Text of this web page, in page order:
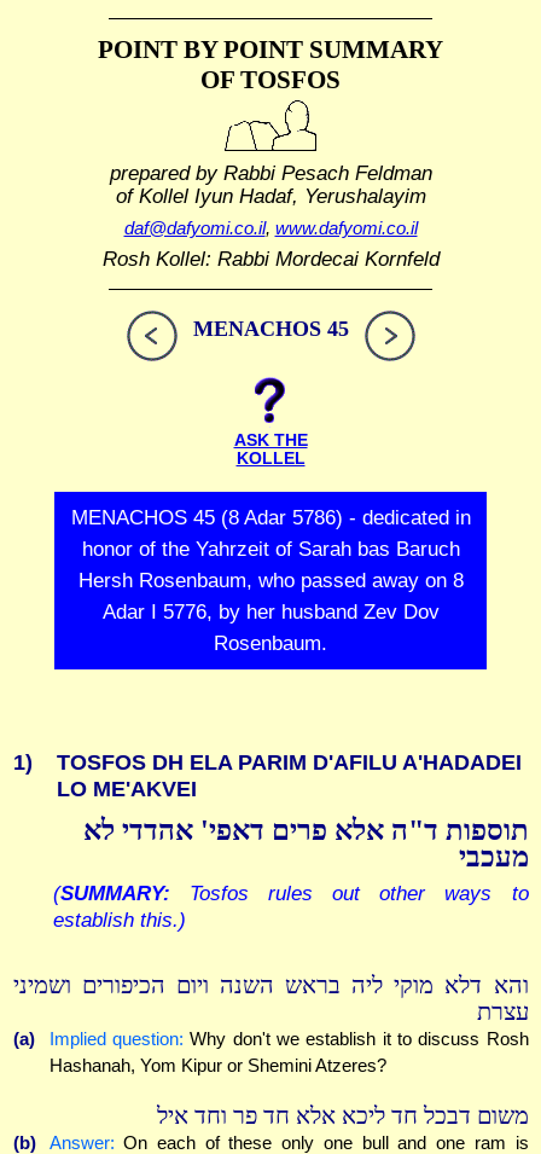
POINT BY POINT SUMMARY
OF TOSFOS
prepared by Rabbi Pesach Feldman
of Kollel Iyun Hadaf, Yerushalayim
daf@dafyomi.co.il, www.dafyomi.co.il
Rosh Kollel: Rabbi Mordecai Kornfeld
MENACHOS 45
ASK THE
KOLLEL
MENACHOS 45 (8 Adar 5786) - dedicated in
honor of the Yahrzeit of Sarah bas Baruch
Hersh Rosenbaum, who passed away on 8
Adar I 5776, by her husband Zev Dov
Rosenbaum.
1)
TOSFOS DH ELA PARIM D'AFILU A'HADADEI
LO ME'AKVEI
תוספות ד"ה אלא פרים דאפי' אהדדי לא
מעכבי
(SUMMARY: Tosfos rules out other ways to
establish this.)
והא דלא מוקי ליה בראש השנה ויום הכיפורים ושמיני
עצרת
(a) Implied question: Why don't we establish it to discuss Rosh
Hashanah, Yom Kipur or Shemini Atzeres?
משום דבכל חד ליכא אלא חד פר וחד איל
(b) Answer: On each of these only one bull and one ram is